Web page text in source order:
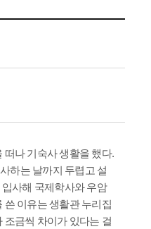
나 기숙사 생활을 했다.
하는 날까지 두렵고 설
사해 국제학사와 우암
쓴 이유는 생활관 누리집
조금씩 차이가 있다는 걸